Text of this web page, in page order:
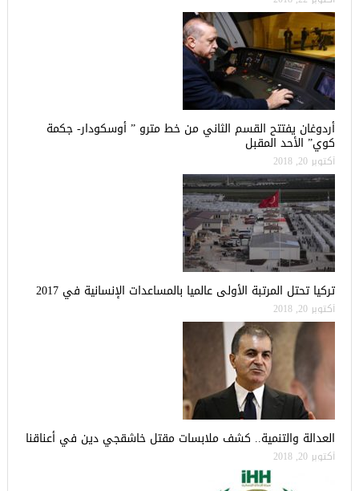
أردوغان يفتتح القسم الثاني من خط مترو ” أوسكودار- جكمة
كوي” الأحد المقبل
أكتوبر 20, 2018
تركيا تحتل المرتبة الأولى عالميا بالمساعدات الإنسانية في 2017
أكتوبر 20, 2018
العدالة والتنمية.. كشف ملابسات مقتل خاشقجي دين في أعناقنا
أكتوبر 20, 2018